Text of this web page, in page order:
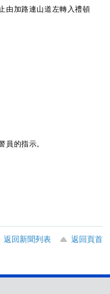
加路連山道左轉入禮頓
的指示。
返回新聞列表
返回頁首